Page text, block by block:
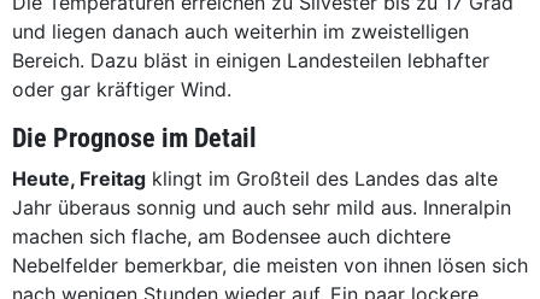
und liegen danach auch weiterhin im zweistelligen
Bereich. Dazu bläst in einigen Landesteilen lebhafter
oder gar kräftiger Wind.
Die Prognose im Detail
Heute, Freitag klingt im Großteil des Landes das alte
Jahr überaus sonnig und auch sehr mild aus. Inneralpin
machen sich flache, am Bodensee auch dichtere
Nebelfelder bemerkbar, die meisten von ihnen lösen sich
nach wenigen Stunden wieder auf. Ein paar lockere